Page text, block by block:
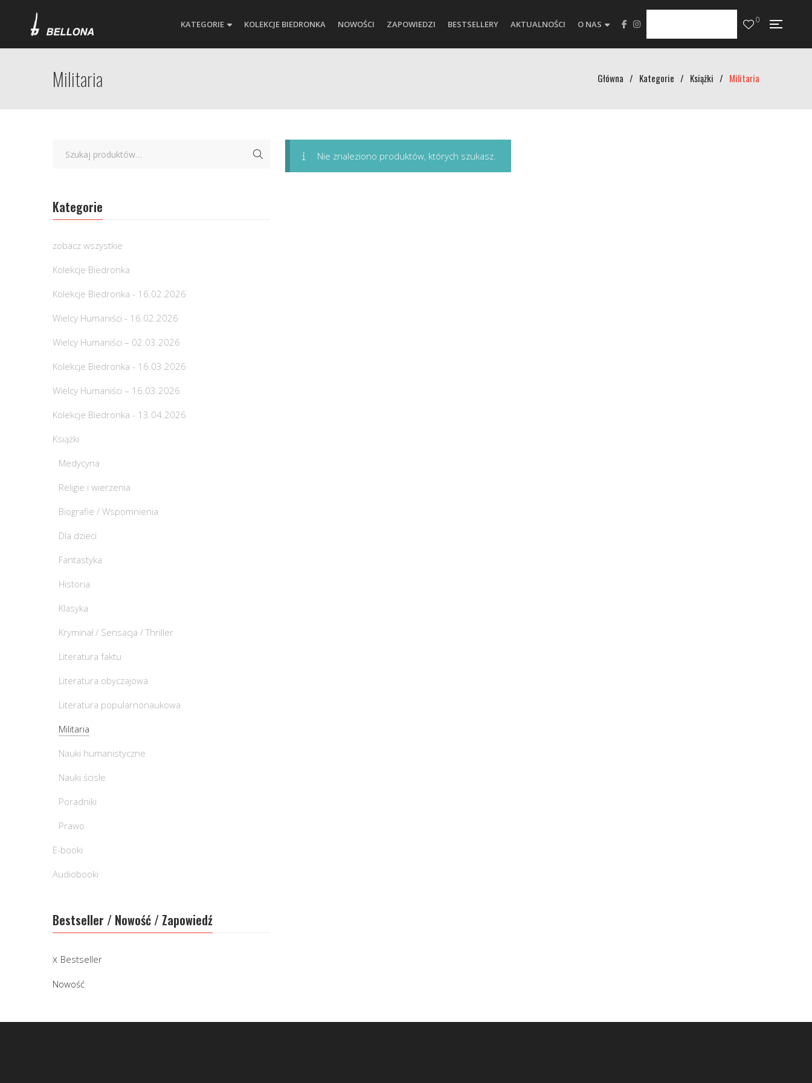
KATEGORIE KOLEKCJE BIEDRONKA NOWOŚCI ZAPOWIEDZI BESTSELLERY AKTUALNOŚCI O NAS 0
Militaria Główna / Kategorie / Książki / Militaria
Nie znaleziono produktów, których szukasz.
Kategorie
zobacz wszystkie
Kolekcje Biedronka
Kolekcje Biedronka - 16.02.2026
Wielcy Humaniści - 16.02.2026
Wielcy Humaniści – 02.03.2026
Kolekcje Biedronka - 16.03.2026
Wielcy Humaniści – 16.03.2026
Kolekcje Biedronka - 13.04.2026
Książki
Medycyna
Religie i wierzenia
Biografie / Wspomnienia
Dla dzieci
Fantastyka
Historia
Klasyka
Kryminał / Sensacja / Thriller
Literatura faktu
Literatura obyczajowa
Literatura popularnonaukowa
Militaria
Nauki humanistyczne
Nauki ścisłe
Poradniki
Prawo
E-booki
Audiobooki
Bestseller / Nowość / Zapowiedź
Bestseller
Nowość